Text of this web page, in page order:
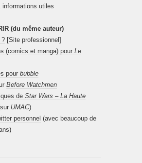
informations utiles
(du même auteur)
? [Site professionnel]
(comics et manga) pour Le
pour bubble
Before Watchmen
de Star Wars – La Haute
UMAC)
personnel (avec beaucoup de